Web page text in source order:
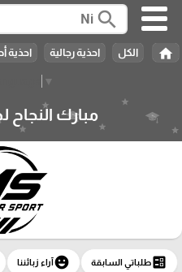
▼
search
home الكل احذية رجالية احذية
مبارك النجاح
ballotطلباتي السابقة emoji_emotionsآراء زبائننا